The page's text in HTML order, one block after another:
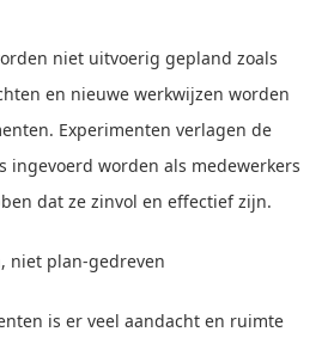
niet uitvoerig gepland zoals
en nieuwe werkwijzen worden
Experimenten verlagen de
ingevoerd worden als medewerkers
dat ze zinvol en effectief zijn.
niet plan-gedreven
is er veel aandacht en ruimte